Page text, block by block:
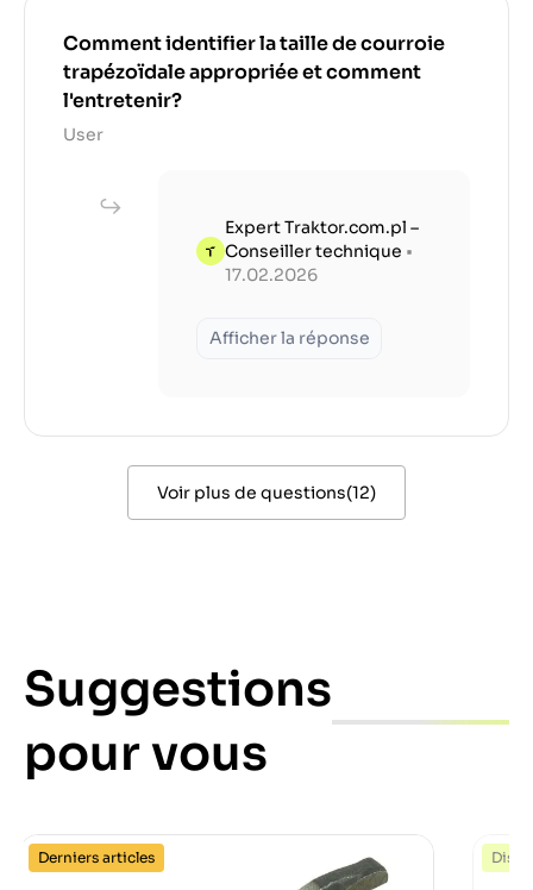
Comment identifier la taille de courroie
trapézoïdale appropriée et comment
l'entretenir?
User
Expert Traktor.com.pl –
Conseiller technique •
17.02.2026
Afficher la réponse
Voir plus de questions(12)
Suggestions
pour vous
Derniers articles